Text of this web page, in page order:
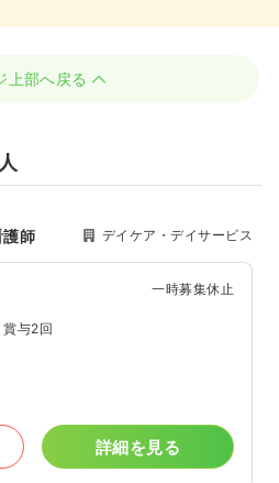
上部へ戻る
護師 デイケア・デイサービス
一時募集休止
賞与2回
詳細を見る